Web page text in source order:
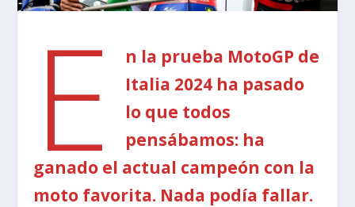
E
n la prueba MotoGP de
Italia 2024 ha pasado
lo que todos
pensábamos: ha
ganado el actual campeón con la
moto favorita. Nada podía fallar.